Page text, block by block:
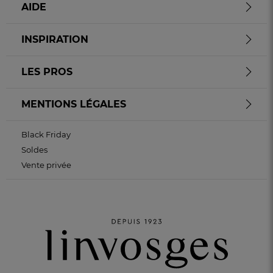
AIDE
INSPIRATION
LES PROS
MENTIONS LÉGALES
Black Friday
Soldes
Vente privée